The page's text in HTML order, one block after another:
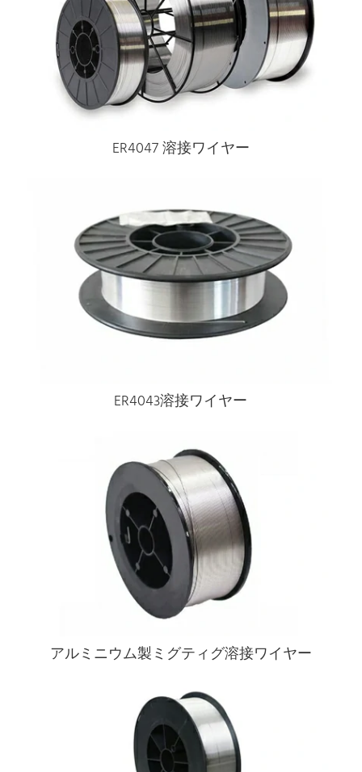
ER4047 溶接ワイヤー
ER4043溶接ワイヤー
アルミニウム製ミグティグ溶接ワイヤー